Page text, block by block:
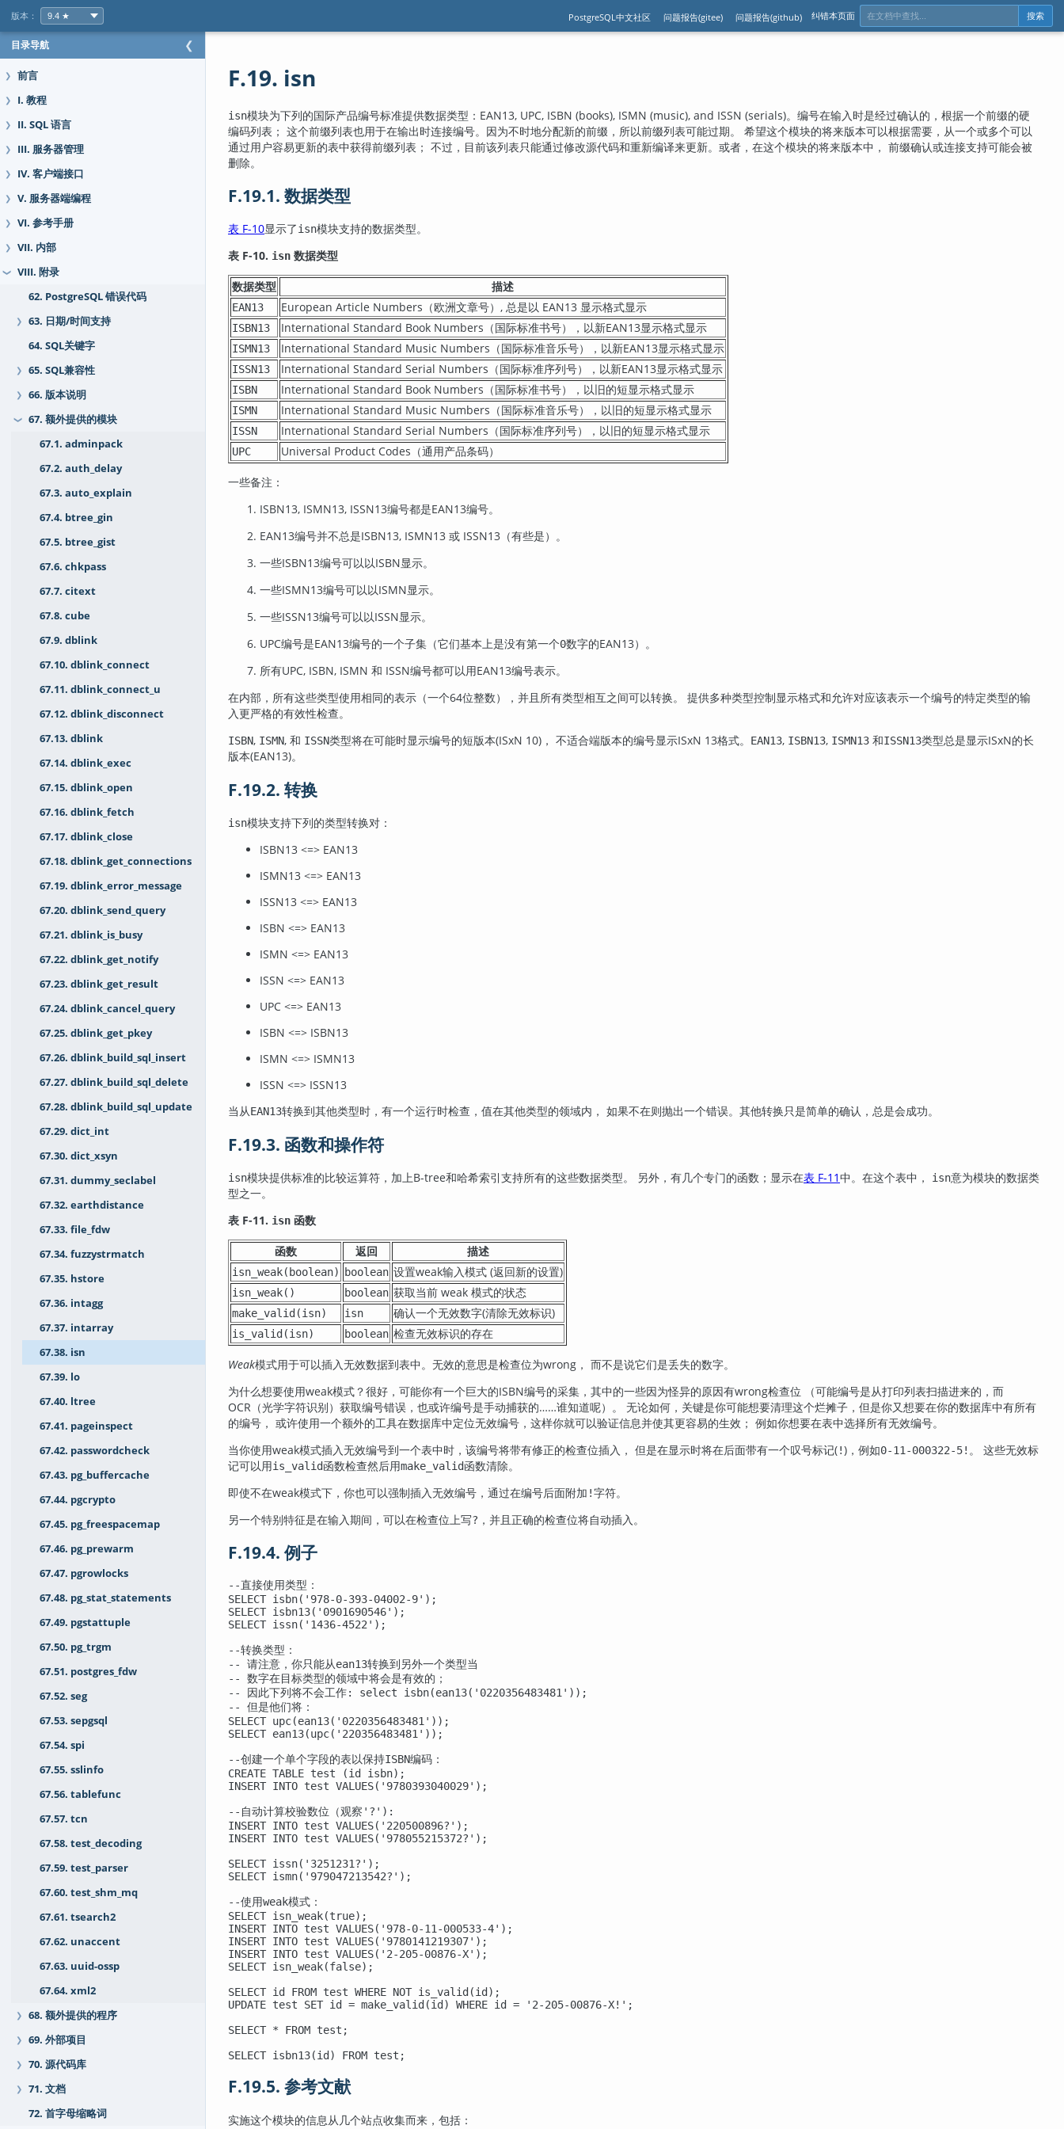
版本： PostgreSQL中文社区 问题报告(gitee) 问题报告(github) 纠错本页面 搜索
目录导航 ❮
❯ 前言
❯ I. 教程
❯ II. SQL 语言
❯ III. 服务器管理
❯ IV. 客户端接口
❯ V. 服务器端编程
❯ VI. 参考手册
❯ VII. 内部
❯
VIII. 附录
62. PostgreSQL 错误代码
❯
63. 日期/时间支持
64. SQL关键字
❯ 65. SQL兼容性
❯ 66. 版本说明
❯
67. 额外提供的模块
67.1. adminpack
67.2. auth_delay
67.3. auto_explain
67.4. btree_gin
67.5. btree_gist
67.6. chkpass
67.7. citext
67.8. cube
67.9. dblink
67.10. dblink_connect
67.11. dblink_connect_u
67.12. dblink_disconnect
67.13. dblink
67.14. dblink_exec
67.15. dblink_open
67.16. dblink_fetch
67.17. dblink_close
67.18. dblink_get_connections
67.19. dblink_error_message
67.20. dblink_send_query
67.21. dblink_is_busy
67.22. dblink_get_notify
67.23. dblink_get_result
67.24. dblink_cancel_query
67.25. dblink_get_pkey
67.26. dblink_build_sql_insert
67.27. dblink_build_sql_delete
67.28. dblink_build_sql_update
67.29. dict_int
67.30. dict_xsyn
67.31. dummy_seclabel
67.32. earthdistance
67.33. file_fdw
67.34. fuzzystrmatch
67.35. hstore
67.36. intagg
67.37. intarray
67.38. isn
67.39. lo
67.40. ltree
67.41. pageinspect
67.42. passwordcheck
67.43. pg_buffercache
67.44. pgcrypto
67.45. pg_freespacemap
67.46. pg_prewarm
67.47. pgrowlocks
67.48. pg_stat_statements
67.49. pgstattuple
67.50. pg_trgm
67.51. postgres_fdw
67.52. seg
67.53. sepgsql
67.54. spi
67.55. sslinfo
67.56. tablefunc
67.57. tcn
67.58. test_decoding
67.59. test_parser
67.60. test_shm_mq
67.61. tsearch2
67.62. unaccent
67.63. uuid-ossp
67.64. xml2
❯ 68. 额外提供的程序
❯ 69. 外部项目
❯ 70. 源代码库
❯
71. 文档
72. 首字母缩略词
F.19. isn
isn模块为下列的国际产品编号标准提供数据类型：EAN13, UPC, ISBN (books), ISMN (music), and ISSN (serials)。编号在输入时是经过确认的，根据一个前缀的硬
编码列表； 这个前缀列表也用于在输出时连接编号。因为不时地分配新的前缀，所以前缀列表可能过期。 希望这个模块的将来版本可以根据需要，从一个或多个可以
通过用户容易更新的表中获得前缀列表； 不过，目前该列表只能通过修改源代码和重新编译来更新。或者，在这个模块的将来版本中， 前缀确认或连接支持可能会被
删除。
F.19.1. 数据类型
表 F-10显示了isn模块支持的数据类型。
表 F-10. isn 数据类型
数据类型 描述
EAN13 European Article Numbers（欧洲文章号）, 总是以 EAN13 显示格式显示
ISBN13 International Standard Book Numbers（国际标准书号），以新EAN13显示格式显示
ISMN13 International Standard Music Numbers（国际标准音乐号），以新EAN13显示格式显示
ISSN13 International Standard Serial Numbers（国际标准序列号），以新EAN13显示格式显示
ISBN International Standard Book Numbers（国际标准书号），以旧的短显示格式显示
ISMN International Standard Music Numbers（国际标准音乐号），以旧的短显示格式显示
ISSN International Standard Serial Numbers（国际标准序列号），以旧的短显示格式显示
UPC Universal Product Codes（通用产品条码）
一些备注：
ISBN13, ISMN13, ISSN13编号都是EAN13编号。
EAN13编号并不总是ISBN13, ISMN13 或 ISSN13（有些是）。
一些ISBN13编号可以以ISBN显示。
一些ISMN13编号可以以ISMN显示。
一些ISSN13编号可以以ISSN显示。
UPC编号是EAN13编号的一个子集（它们基本上是没有第一个0数字的EAN13）。
所有UPC, ISBN, ISMN 和 ISSN编号都可以用EAN13编号表示。
在内部，所有这些类型使用相同的表示（一个64位整数），并且所有类型相互之间可以转换。 提供多种类型控制显示格式和允许对应该表示一个编号的特定类型的输
入更严格的有效性检查。
ISBN, ISMN, 和 ISSN类型将在可能时显示编号的短版本(ISxN 10)， 不适合端版本的编号显示ISxN 13格式。 EAN13, ISBN13, ISMN13 和ISSN13类型总是显示ISxN的长
版本(EAN13)。
F.19.2. 转换
isn模块支持下列的类型转换对：
ISBN13 <=> EAN13
ISMN13 <=> EAN13
ISSN13 <=> EAN13
ISBN <=> EAN13
ISMN <=> EAN13
ISSN <=> EAN13
UPC <=> EAN13
ISBN <=> ISBN13
ISMN <=> ISMN13
ISSN <=> ISSN13
当从EAN13转换到其他类型时，有一个运行时检查，值在其他类型的领域内， 如果不在则抛出一个错误。其他转换只是简单的确认，总是会成功。
F.19.3. 函数和操作符
isn模块提供标准的比较运算符，加上B-tree和哈希索引支持所有的这些数据类型。 另外，有几个专门的函数；显示在表 F-11中。在这个表中， isn意为模块的数据类
型之一。
表 F-11. isn 函数
函数 返回 描述
isn_weak(boolean) boolean 设置weak输入模式 (返回新的设置)
isn_weak() boolean 获取当前 weak 模式的状态
make_valid(isn) isn 确认一个无效数字(清除无效标识)
is_valid(isn) boolean 检查无效标识的存在
Weak模式用于可以插入无效数据到表中。无效的意思是检查位为wrong， 而不是说它们是丢失的数字。
为什么想要使用weak模式？很好，可能你有一个巨大的ISBN编号的采集，其中的一些因为怪异的原因有wrong检查位 （可能编号是从打印列表扫描进来的，而
OCR（光学字符识别）获取编号错误，也或许编号是手动捕获的……谁知道呢）。 无论如何，关键是你可能想要清理这个烂摊子，但是你又想要在你的数据库中有所有
的编号， 或许使用一个额外的工具在数据库中定位无效编号，这样你就可以验证信息并使其更容易的生效； 例如你想要在表中选择所有无效编号。
当你使用weak模式插入无效编号到一个表中时，该编号将带有修正的检查位插入， 但是在显示时将在后面带有一个叹号标记(!)，例如0-11-000322-5! 。 这些无效标
记可以用is_valid函数检查然后用make_valid函数清除。
即使不在weak模式下，你也可以强制插入无效编号，通过在编号后面附加 !字符。
另一个特别特征是在输入期间，可以在检查位上写? ，并且正确的检查位将自动插入。
F.19.4. 例子
--直接使用类型：
SELECT isbn('978-0-393-04002-9');
SELECT isbn13('0901690546');
SELECT issn('1436-4522');
--转换类型：
-- 请注意，你只能从ean13转换到另外一个类型当
-- 数字在目标类型的领域中将会是有效的；
-- 因此下列将不会工作: select isbn(ean13('0220356483481'));
-- 但是他们将：
SELECT upc(ean13('0220356483481'));
SELECT ean13(upc('220356483481'));
--创建一个单个字段的表以保持ISBN编码：
CREATE TABLE test (id isbn);
INSERT INTO test VALUES('9780393040029');
--自动计算校验数位（观察'?'):
INSERT INTO test VALUES('220500896?');
INSERT INTO test VALUES('978055215372?');
SELECT issn('3251231?');
SELECT ismn('979047213542?');
--使用weak模式：
SELECT isn_weak(true);
INSERT INTO test VALUES('978-0-11-000533-4');
INSERT INTO test VALUES('9780141219307');
INSERT INTO test VALUES('2-205-00876-X');
SELECT isn_weak(false);
SELECT id FROM test WHERE NOT is_valid(id);
UPDATE test SET id = make_valid(id) WHERE id = '2-205-00876-X!';
SELECT * FROM test;
SELECT isbn13(id) FROM test;
F.19.5. 参考文献
实施这个模块的信息从几个站点收集而来，包括：